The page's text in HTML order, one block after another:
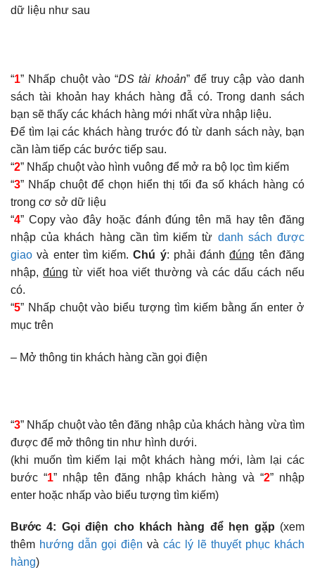
dữ liệu như sau
“1” Nhấp chuột vào “DS tài khoản” để truy cập vào danh
sách tài khoản hay khách hàng đẫ có. Trong danh sách
bạn sẽ thấy các khách hàng mới nhất vừa nhập liệu.
Để tìm lại các khách hàng trước đó từ danh sách này, bạn
cần làm tiếp các bước tiếp sau.
“2” Nhấp chuột vào hình vuông để mở ra bộ lọc tìm kiếm
“3” Nhấp chuột để chọn hiển thị tối đa số khách hàng có
trong cơ sở dữ liệu
“4” Copy vào đây hoặc đánh đúng tên mã hay tên đăng
nhập của khách hàng cần tìm kiếm từ danh sách được
giao và enter tìm kiếm.Chú ý: phải đánhđúng tên đăng
nhập,đúng từ viết hoa viết thường và các dấu cách nếu
có.
“5” Nhấp chuột vào biểu tượng tìm kiếm bằng ấn enter ở
mục trên
– Mở thông tin khách hàng cần gọi điện
“3” Nhấp chuột vào tên đăng nhập của khách hàng vừa tìm
được để mở thông tin như hình dưới.
(khi muốn tìm kiếm lại một khách hàng mới, làm lại các
bước “1” nhập tên đăng nhập khách hàng và “2” nhập
enter hoặc nhấp vào biểu tượng tìm kiếm)
Bước 4: Gọi điện cho khách hàng để hẹn gặp (xem
thêm hướng dẫn gọi điện và các lý lẽ thuyết phục khách
hàng)